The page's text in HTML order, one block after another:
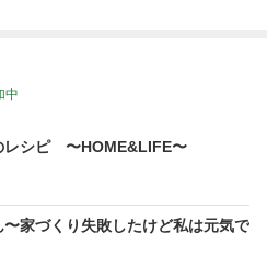
中
レシピ 〜HOME&LIFE〜
家づくり失敗したけど私は元気で